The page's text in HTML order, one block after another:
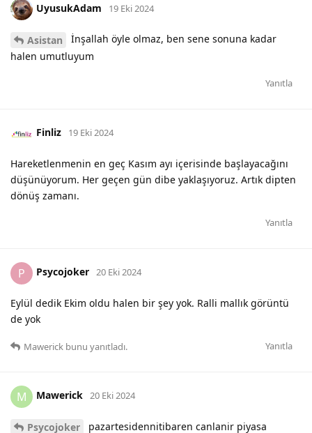
UyusukAdam 19 Eki 2024
Asistan
İnşallah öyle olmaz, ben sene sonuna kadar
halen umutluyum
Yanıtla
Finliz 19 Eki 2024
Hareketlenmenin en geç Kasım ayı içerisinde başlayacağını
düşünüyorum. Her geçen gün dibe yaklaşıyoruz. Artık dipten
dönüş zamanı.
Yanıtla
P Psycojoker 20 Eki 2024
Eylül dedik Ekim oldu halen bir şey yok. Ralli mallık görüntü
de yok
Yanıtla
Mawerick bunu yanıtladı.
M Mawerick 20 Eki 2024
Psycojoker pazartesidennitibaren canlanir piyasa